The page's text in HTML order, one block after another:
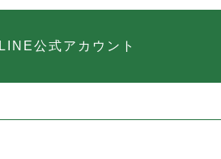
LINE公式アカウント